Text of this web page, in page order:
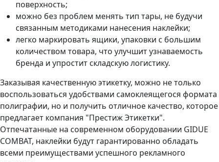
поверхность;
можно без проблем менять тип тары, не будучи
связанным методиками нанесения наклейки;
легко маркировать ящики, упаковки с большим
количеством товара, что улучшит узнаваемость
бренда и упростит складскую логистику.
Заказывая качественную этикетку, можно не только
воспользоваться удобствами самоклеящегося формата
полиграфии, но и получить отличное качество, которое
предлагает компания "Престиж Этикетки".
Отпечатанные на современном оборудовании GIDUE
COMBAT, наклейки будут гарантированно обладать
всеми преимуществами успешного рекламного